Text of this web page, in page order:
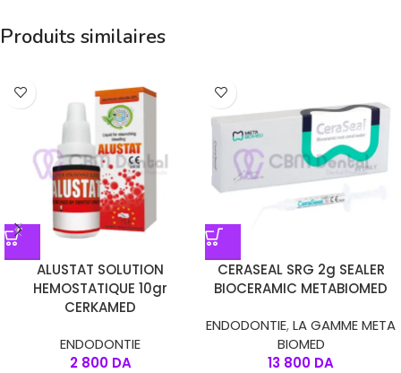
Produits similaires
ALUSTAT SOLUTION
HEMOSTATIQUE 10gr
CERKAMED
ENDODONTIE
2 800 DA
CERASEAL SRG 2g SEALER
BIOCERAMIC METABIOMED
ENDODONTIE,LA GAMME META
BIOMED
13 800 DA